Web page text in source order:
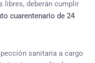
libres, deberán cumplir
cuarentenario de 24
sanitaria a cargo